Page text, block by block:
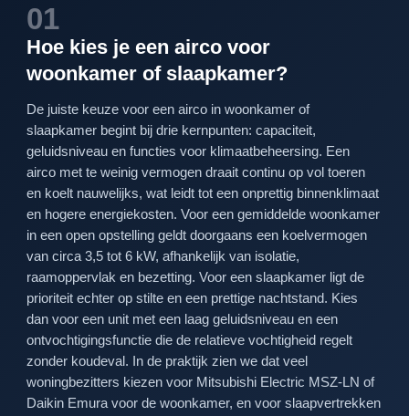
01
Hoe kies je een airco voor
woonkamer of slaapkamer?
De juiste keuze voor een airco in woonkamer of
slaapkamer begint bij drie kernpunten: capaciteit,
geluidsniveau en functies voor klimaatbeheersing. Een
airco met te weinig vermogen draait continu op vol toeren
en koelt nauwelijks, wat leidt tot een onprettig binnenklimaat
en hogere energiekosten. Voor een gemiddelde woonkamer
in een open opstelling geldt doorgaans een koelvermogen
van circa 3,5 tot 6 kW, afhankelijk van isolatie,
raamoppervlak en bezetting. Voor een slaapkamer ligt de
prioriteit echter op stilte en een prettige nachtstand. Kies
dan voor een unit met een laag geluidsniveau en een
ontvochtigingsfunctie die de relatieve vochtigheid regelt
zonder koudeval. In de praktijk zien we dat veel
woningbezitters kiezen voor Mitsubishi Electric MSZ-LN of
Daikin Emura voor de woonkamer, en voor slaapvertrekken